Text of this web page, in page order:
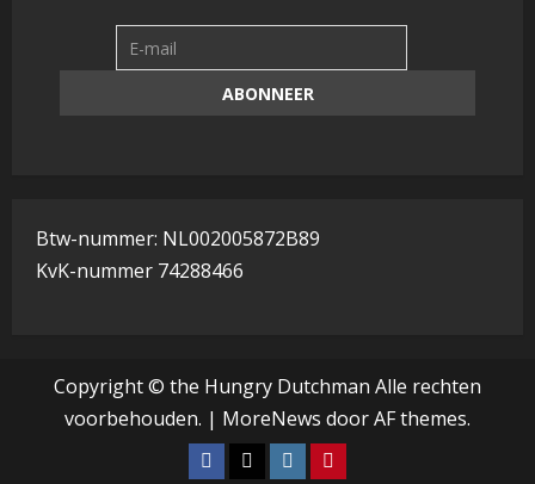
Btw-nummer: NL002005872B89
KvK-nummer 74288466
Copyright © the Hungry Dutchman Alle rechten
voorbehouden. | MoreNews door AF themes.
Facebook
TiktokInstagramPinterest